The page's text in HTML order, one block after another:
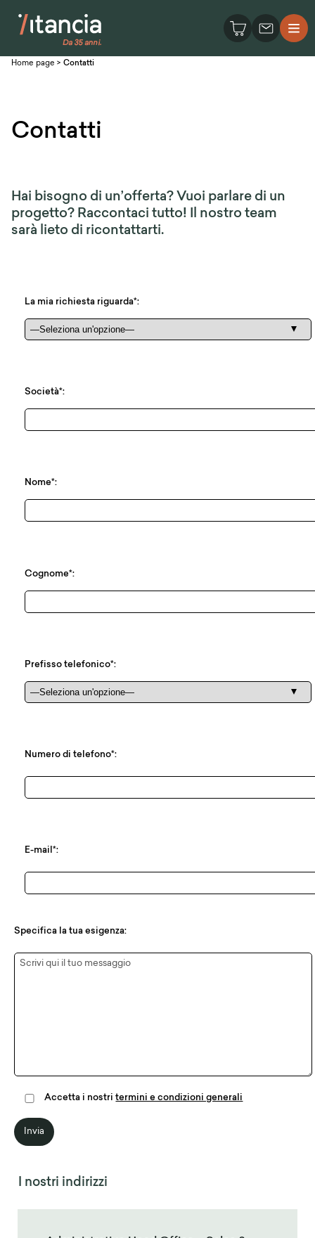
Home page > Contatti
Contatti
Hai bisogno di un’offerta? Vuoi parlare di un
progetto? Raccontaci tutto! Il nostro team
sarà lieto di ricontattarti.
La mia richiesta riguarda*:
Società*:
Nome*:
Cognome*:
Prefisso telefonico*:
Numero di telefono*:
E-mail*:
Specifica la tua esigenza:
Accetta i nostritermini e condizioni generali
I nostri indirizzi